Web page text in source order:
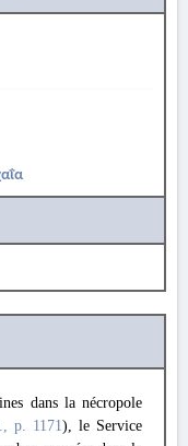
dans la nécropole
., p. 1171), le Service